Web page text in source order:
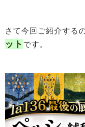
さて今回ご紹介する
ット です。